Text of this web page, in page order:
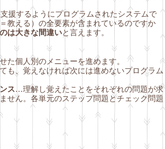
援するようにプログラムされたシステムで
＝教える） の全要素が含まれているのですか
は大きな間違いと言えます。
た個人別のメニューを進めます。
も、覚えなければ次には進めないプログラム
ス…理解し覚えたことをそれぞれの問題が求
せん。各単元のステップ問題とチェック問題